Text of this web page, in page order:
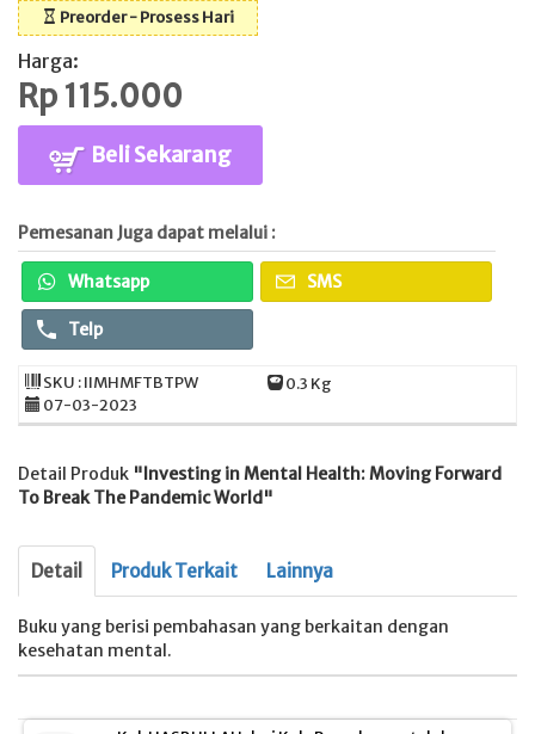
Preorder - Prosess Hari
Harga:
Rp 115.000
Beli Sekarang
Pemesanan Juga dapat melalui :
Whatsapp SMS
Telp
SKU : IIMHMFTBTPW
0.3 Kg
07-03-2023
Detail Produk "Investing in Mental Health: Moving Forward
To Break The Pandemic World"
Detail Produk Terkait Lainnya
Buku yang berisi pembahasan yang berkaitan dengan
kesehatan mental.